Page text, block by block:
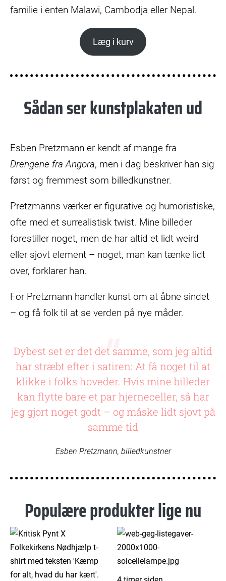
familie i enten Malawi, Cambodja eller Nepal.
Læg i kurv
Sådan ser kunstplakaten ud
Esben Pretzmann er kendt af mange fra
Drengene fra Angora, men i dag beskriver han sig
først og fremmest som billedkunstner.
Pretzmanns værker er figurative og humoristiske,
ofte med et surrealistisk twist. Mine billeder
forestiller noget, men de har altid et lidt weird
eller sjovt element – noget, man kan tænke lidt
over, forklarer han.
For Pretzmann handler kunst om at åbne sindet
– og få folk til at se verden på nye måder.
Dybest set er det det samme, som jeg altid
har stræbt efter i satiren: At få noget til at
klikke i folks hoveder. Hvis mine billeder
kan flytte bare et par hjerneceller, så har
jeg gjort noget godt – og måske lidt sjovt på
samme tid
Esben Pretzmann, billedkunstner
Populære produkter lige nu